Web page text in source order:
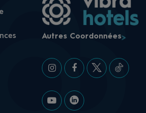
Autres Coordonnées